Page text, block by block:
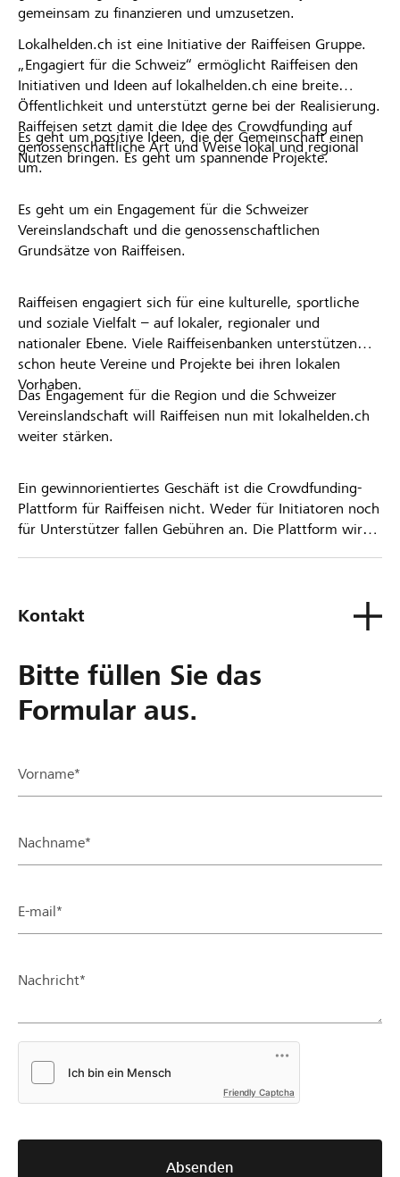
gemeinsam zu finanzieren und umzusetzen.
Lokalhelden.ch ist eine Initiative der Raiffeisen Gruppe.
„Engagiert für die Schweiz“ ermöglicht Raiffeisen den
Initiativen und Ideen auf lokalhelden.ch eine breite
Öffentlichkeit und unterstützt gerne bei der Realisierung.
Raiffeisen setzt damit die Idee des Crowdfunding auf
genossenschaftliche Art und Weise lokal und regional
um.
Es geht um positive Ideen, die der Gemeinschaft einen
Nutzen bringen. Es geht um spannende Projekte.
Es geht um ein Engagement für die Schweizer
Vereinslandschaft und die genossenschaftlichen
Grundsätze von Raiffeisen.
Raiffeisen engagiert sich für eine kulturelle, sportliche
und soziale Vielfalt – auf lokaler, regionaler und
nationaler Ebene. Viele Raiffeisenbanken unterstützen
schon heute Vereine und Projekte bei ihren lokalen
Vorhaben.
Das Engagement für die Region und die Schweizer
Vereinslandschaft will Raiffeisen nun mit lokalhelden.ch
weiter stärken.
Ein gewinnorientiertes Geschäft ist die Crowdfunding-
Plattform für Raiffeisen nicht. Weder für Initiatoren noch
für Unterstützer fallen Gebühren an. Die Plattform wird
Kontakt
Bitte füllen Sie das
Formular aus.
Vorname*
Nachname*
E-mail*
Nachricht*
Friendly Captcha
Absenden